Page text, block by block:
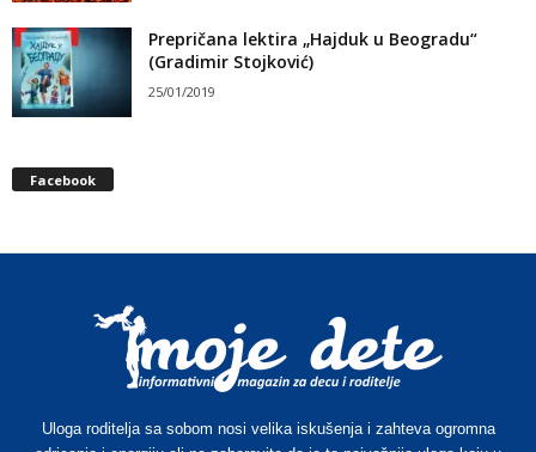
Prepričana lektira „Hajduk u Beogradu“
(Gradimir Stojković)
25/01/2019
Facebook
Uloga roditelja sa sobom nosi velika iskušenja i zahteva ogromna